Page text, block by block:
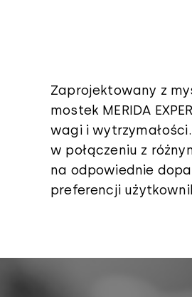
Zaprojektowany z
mostek MERIDA
wagi i
w połączeniu z
na odpowiednie
preferencji